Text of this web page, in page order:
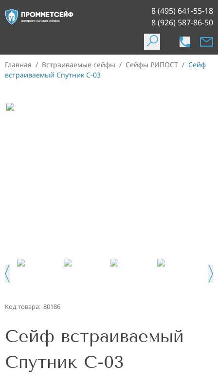
8 (495) 641-55-18
8 (926) 587-86-50
Главная / Встраиваемые сейфы / Сейфы РИПОСТ / Сейф
встраиваемый Спутник С-03
Код товара: 80186
Сейф встраиваемый
Спутник С-03